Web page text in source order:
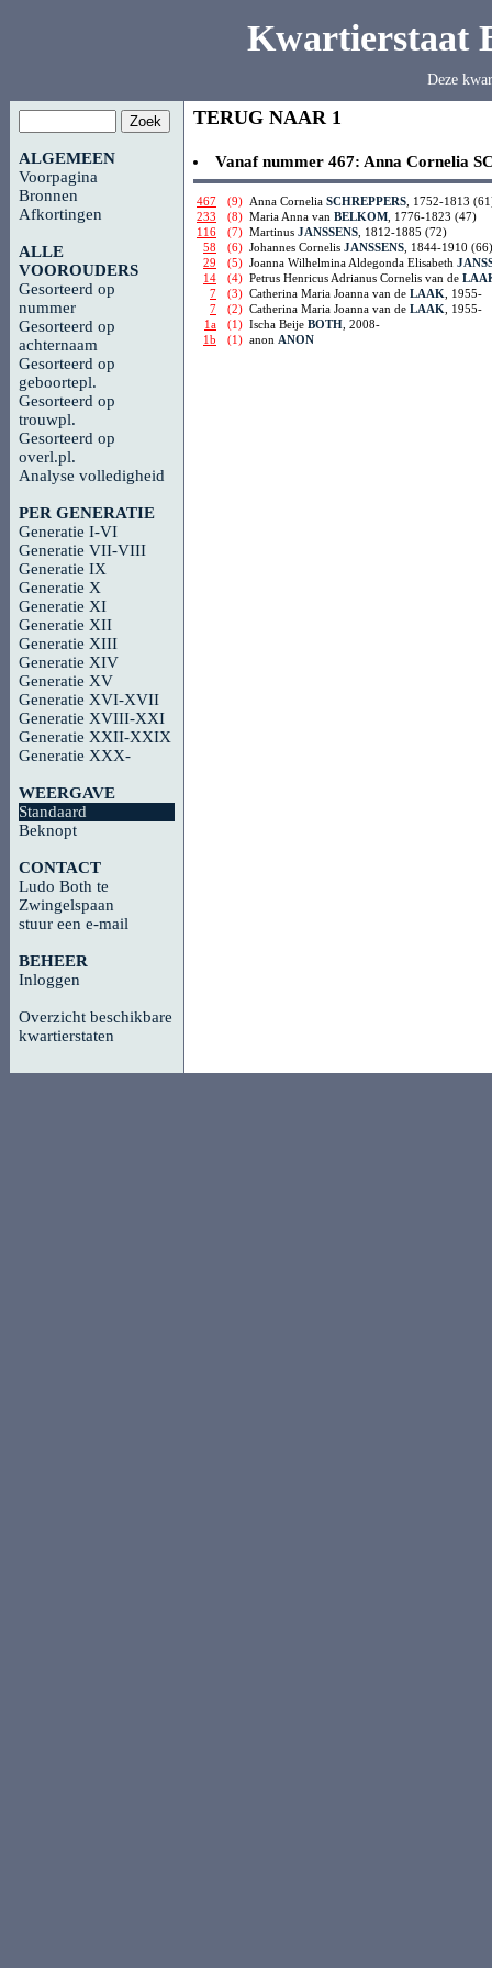
Kwartierstaat
Deze
ALGEMEEN
Voorpagina
Bronnen
Afkortingen
ALLE
VOOROUDERS
Gesorteerd op
nummer
Gesorteerd op
achternaam
Gesorteerd op
geboortepl.
Gesorteerd op
trouwpl.
Gesorteerd op
overl.pl.
Analyse volledigheid
PER GENERATIE
Generatie I-VI
Generatie VII-VIII
Generatie IX
Generatie X
Generatie XI
Generatie XII
Generatie XIII
Generatie XIV
Generatie XV
Generatie XVI-XVII
Generatie XVIII-XXI
Generatie XXII-XXIX
Generatie XXX-
WEERGAVE
Standaard
Beknopt
CONTACT
Ludo Both te
Zwingelspaan
stuur een e-mail
BEHEER
Inloggen
Overzicht beschikbare
kwartierstaten
TERUG NAAR 1
Vanaf nummer 467: Anna Cornelia
467 (9) Anna Cornelia SCHREPPERS , 1752-1813
233
(8) Maria Anna van BELKOM , 1776-1823 (47)
116
(7) Martinus JANSSENS , 1812-1885 (72)
58
(6) Johannes Cornelis JANSSENS , 1844-1910 (66)
29
(5) Joanna Wilhelmina Aldegonda Elisabeth
14
(4) Petrus Henricus Adrianus Cornelis van de
7
(3) Catherina Maria Joanna van de LAAK , 1955-
7
(2) Catherina Maria Joanna van de LAAK , 1955-
1a
(1) Ischa Beije BOTH , 2008-
1b
(1) anon ANON